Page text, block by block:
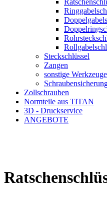
Steckschlüssel
Zangen
sonstige Werkzeuge
Zollschrauben
Normteile aus TITAN
3D - Druckservice
ANGEBOTE